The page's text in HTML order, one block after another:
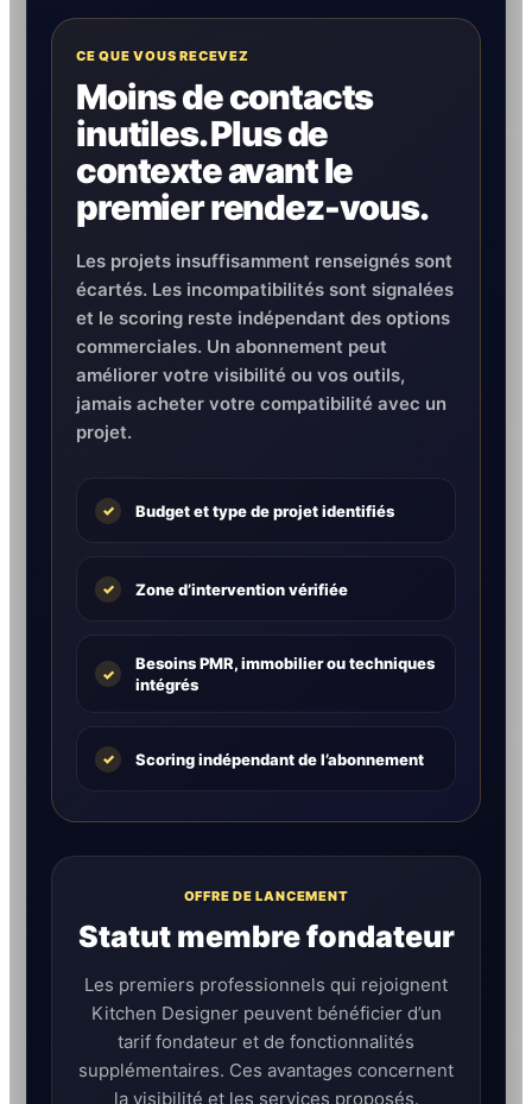
CE QUE VOUS RECEVEZ
Moins de contacts
inutiles. Plus de
contexte avant le
premier rendez-vous.
Les projets insuffisamment renseignés sont
écartés. Les incompatibilités sont signalées
et le scoring reste indépendant des options
commerciales. Un abonnement peut
améliorer votre visibilité ou vos outils,
jamais acheter votre compatibilité avec un
projet.
✓ Budget et type de projet identifiés
✓ Zone d’intervention vérifiée
✓
Besoins PMR, immobilier ou techniques
intégrés
✓ Scoring indépendant de l’abonnement
OFFRE DE LANCEMENT
Statut membre fondateur
Les premiers professionnels qui rejoignent
Kitchen Designer peuvent bénéficier d’un
tarif fondateur et de fonctionnalités
supplémentaires. Ces avantages concernent
la visibilité et les services proposés.